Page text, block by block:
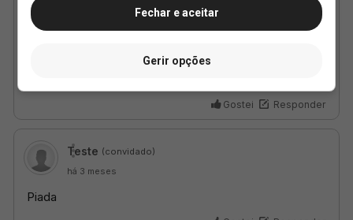
Fechar e aceitar
Gerir opções